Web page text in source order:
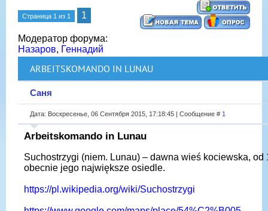
Страница 1 из 1 1
Модератор форума:
Назаров, Геннадий
ARBEITSKOMANDO IN LUNAU
Саня
Дата: Воскресенье, 06 Сентября 2015, 17:18:45 | Сообщение # 1
Arbeitskomando in Lunau
Suchostrzygi (niem. Lunau) – dawna wieś kociewska, od
obecnie jego największe osiedle.
https://pl.wikipedia.org/wiki/Suchostrzygi